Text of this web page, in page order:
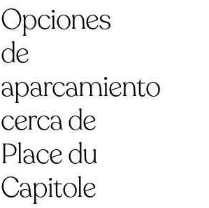
Opciones
de
aparcamiento
cerca de
Place du
Capitole